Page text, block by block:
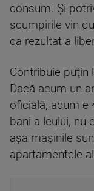
consum. Şi
scumpirile vin
ca rezultat a
Contribuie puţin
Dacă acum un
oficială, acum e
bani a leului, nu
aşa maşinile
apartamentele